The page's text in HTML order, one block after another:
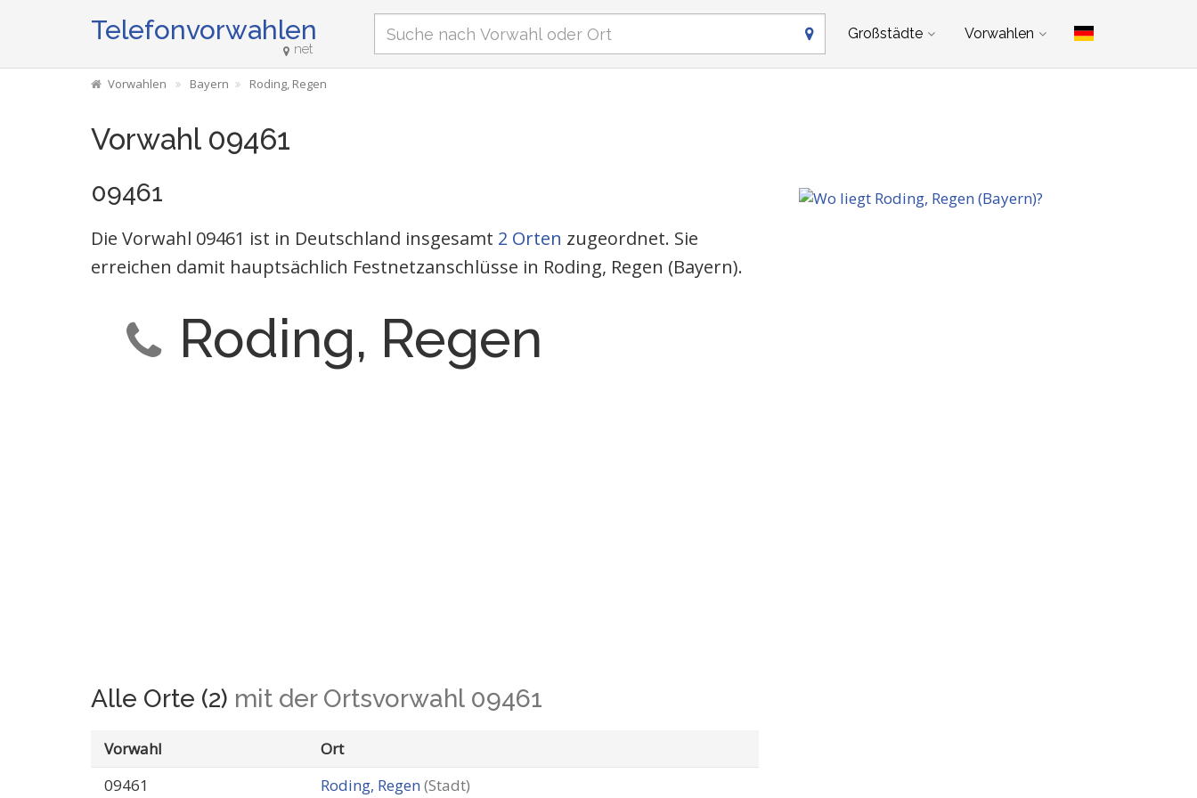
Telefonvorwahlen
net
Großstädte Vorwahlen
Vorwahlen Bayern Roding, Regen
Vorwahl 09461
09461
Die Vorwahl 09461 ist in Deutschland insgesamt 2 Orten zugeordnet. Sie
erreichen damit hauptsächlich Festnetzanschlüsse in Roding, Regen (Bayern).
Roding, Regen
Alle Orte (2) mit der Ortsvorwahl 09461
Vorwahl
Ort
09461
Roding, Regen (Stadt)